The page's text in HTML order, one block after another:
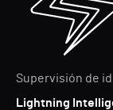
Supervisión de
Lightning